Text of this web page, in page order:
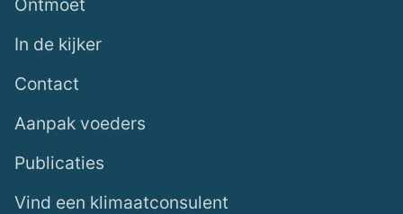
In de kijker
Contact
Aanpak voeders
Publicaties
Vind een klimaatconsulent